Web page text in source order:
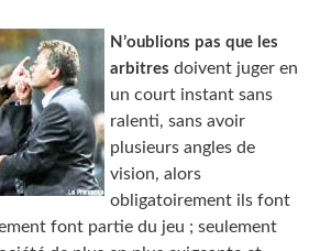
N’oublions pas que les
arbitres doivent juger en
un court instant sans
ralenti, sans avoir
plusieurs angles de
vision, alors
obligatoirement ils font
font partie du jeu ; seulement